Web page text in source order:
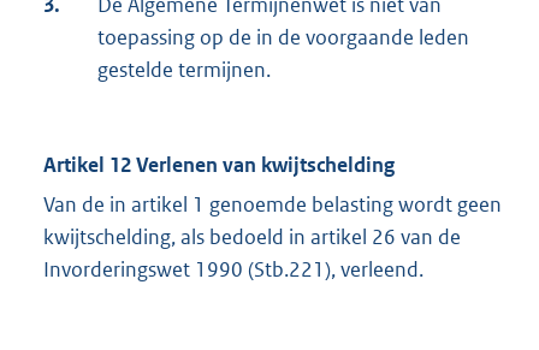
toepassing op de in de voorgaande leden
gestelde termijnen.
Artikel 12 Verlenen van kwijtschelding
Van de in artikel 1 genoemde belasting wordt geen
kwijtschelding, als bedoeld in artikel 26 van de
Invorderingswet 1990 (Stb.221), verleend.